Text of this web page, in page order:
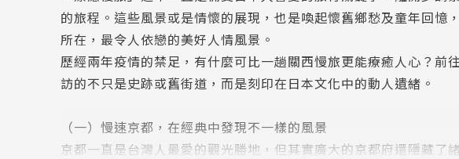
的旅程。這些風景或是情懷的展現，也是喚起懷舊鄉愁及童年回憶
所在，最令人依戀的美好人情風景。
歷經兩年疫情的禁足，有什麼可比一趟關西慢旅更能療癒人心？前
訪的不只是史跡或舊街道，而是刻印在日本文化中的動人遺緒。
（一）慢速京都，在經典中發現不一樣的風景
京都一直是台灣人最愛的觀光勝地，但其實廣大的京都府還隱藏了